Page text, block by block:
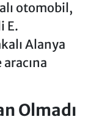
otomobil,
E.
Alanya
Olmadı